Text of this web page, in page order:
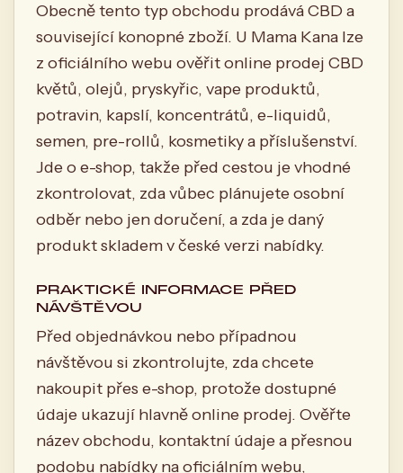
Obecně tento typ obchodu prodává CBD a
související konopné zboží. U Mama Kana lze
z oficiálního webu ověřit online prodej CBD
květů, olejů, pryskyřic, vape produktů,
potravin, kapslí, koncentrátů, e-liquidů,
semen, pre-rollů, kosmetiky a příslušenství.
Jde o e-shop, takže před cestou je vhodné
zkontrolovat, zda vůbec plánujete osobní
odběr nebo jen doručení, a zda je daný
produkt skladem v české verzi nabídky.
PRAKTICKÉ INFORMACE PŘED
NÁVŠTĚVOU
Před objednávkou nebo případnou
návštěvou si zkontrolujte, zda chcete
nakoupit přes e-shop, protože dostupné
údaje ukazují hlavně online prodej. Ověřte
název obchodu, kontaktní údaje a přesnou
podobu nabídky na oficiálním webu,